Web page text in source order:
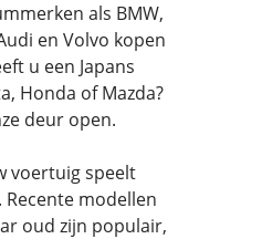
als BMW,
en Volvo kopen
u een Japans
Honda of Mazda?
deur open.
voertuig speelt
modellen
oud zijn populair,